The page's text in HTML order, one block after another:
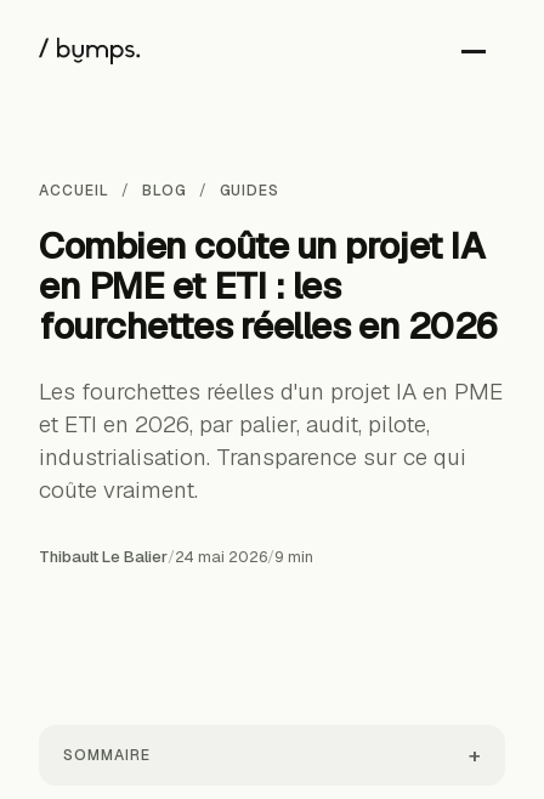
ACCUEIL BLOG GUIDES
Combien coûte un projet IA
en PME et ETI : les
fourchettes réelles en 2026
Les fourchettes réelles d'un projet IA en PME
et ETI en 2026, par palier, audit, pilote,
industrialisation. Transparence sur ce qui
coûte vraiment.
Thibault Le Balier/24 mai 2026/9 min
SOMMAIRE +